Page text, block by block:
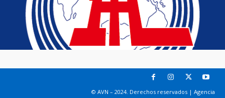
© AVN – 2024. Derechos reservados | Agencia